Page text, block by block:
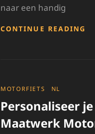
naar een handig
CONTINUE READING
EN
CATEGORIES
MOTORFIETS NL
Personaliseer
Maatwerk